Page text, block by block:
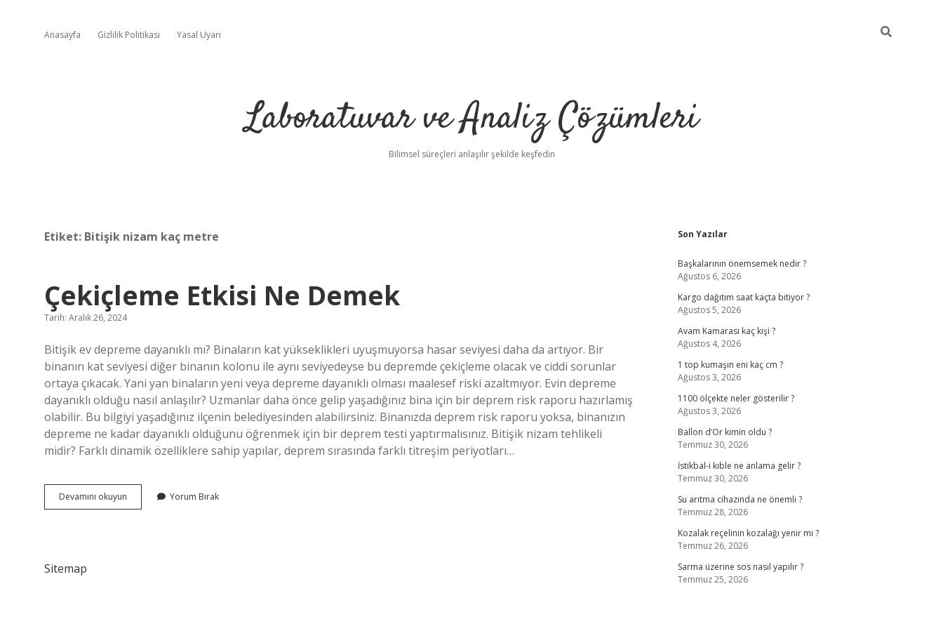
Anasayfa Gizlilik Politikası Yasal Uyarı
Laboratuvar ve Analiz Çözümleri
Bilimsel süreçleri anlaşılır şekilde keşfedin
Etiket: Bitişik nizam kaç metre
Çekiçleme Etkisi Ne Demek
Tarih: Aralık 26, 2024
Bitişik ev depreme dayanıklı mı? Binaların kat yükseklikleri uyuşmuyorsa hasar seviyesi daha da artıyor. Bir
binanın kat seviyesi diğer binanın kolonu ile aynı seviyedeyse bu depremde çekiçleme olacak ve ciddi sorunlar
ortaya çıkacak. Yani yan binaların yeni veya depreme dayanıklı olması maalesef riski azaltmıyor. Evin depreme
dayanıklı olduğu nasıl anlaşılır? Uzmanlar daha önce gelip yaşadığınız bina için bir deprem risk raporu hazırlamış
olabilir. Bu bilgiyi yaşadığınız ilçenin belediyesinden alabilirsiniz. Binanızda deprem risk raporu yoksa, binanızın
depreme ne kadar dayanıklı olduğunu öğrenmek için bir deprem testi yaptırmalısınız. Bitişik nizam tehlikeli
midir? Farklı dinamik özelliklere sahip yapılar, deprem sırasında farklı titreşim periyotları…
Devamını okuyun Çekiçleme
Etkisi
Yorum Bırak
Sitemap
Sidebar
Son Yazılar
Başkalarının önemsemek nedir ?
Ağustos 6, 2026
Kargo dağıtım saat kaçta bitiyor ?
Ağustos 5, 2026
Avam Kamarası kaç kişi ?
Ağustos 4, 2026
1 top kumaşın eni kaç cm ?
Ağustos 3, 2026
1100 ölçekte neler gösterilir ?
Ağustos 3, 2026
Ballon d’Or kimin oldu ?
Temmuz 30, 2026
İstikbal-i kıble ne anlama gelir ?
Temmuz 30, 2026
Su arıtma cihazında ne önemli ?
Temmuz 28, 2026
Kozalak reçelinin kozalağı yenir mi ?
Temmuz 26, 2026
Sarma üzerine sos nasıl yapılır ?
Temmuz 25, 2026